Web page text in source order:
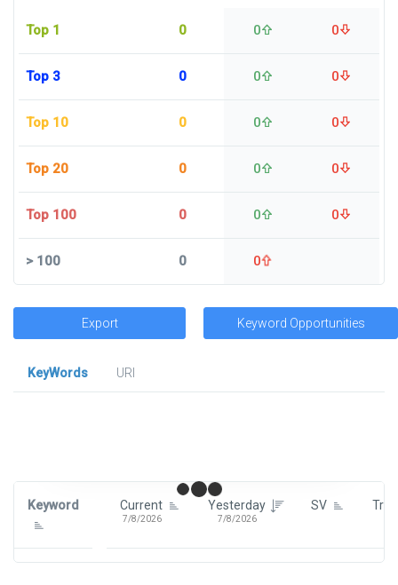
Top 1 0 0 0
Top 3 0 0 0
Top 10 0 0 0
Top 20 0 0 0
Top 100 0 0 0
>100 0 0
Export Keyword Opportunities
KeyWords
URl
Keyword Current
7/8/2026
Yesterday
7/8/2026
SV